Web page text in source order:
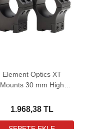
Element Optics XT
Mounts 30 mm High
Ayağı
1.968,38 TL